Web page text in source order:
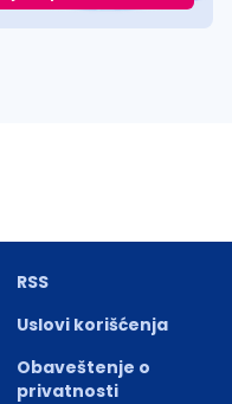
RSS
Uslovi korišćenja
Obaveštenje o
privatnosti